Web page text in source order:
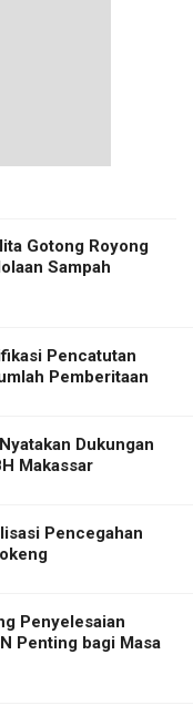
Gotong Royong
Sampah
Pencatutan
Pemberitaan
Dukungan
Makassar
Pencegahan
Penyelesaian
Penting bagi Masa